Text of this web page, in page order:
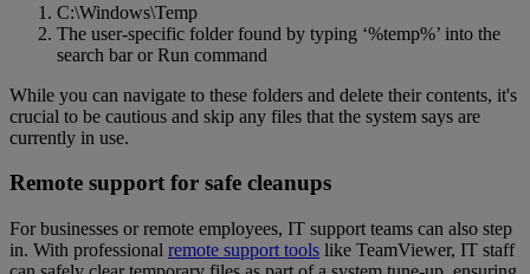
C:\Windows\Temp
The user-specific folder found by typing ‘%temp%’ into the
search bar or Run command
While you can navigate to these folders and delete their contents, it's
crucial to be cautious and skip any files that the system says are
currently in use.
Remote support for safe cleanups
For businesses or remote employees, IT support teams can also step
in. With professional remote support tools like TeamViewer, IT staff